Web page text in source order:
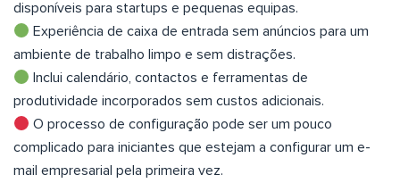
disponíveis para startups e pequenas equipas.
Experiência de caixa de entrada sem anúncios para um
ambiente de trabalho limpo e sem distrações.
Inclui calendário, contactos e ferramentas de
produtividade incorporados sem custos adicionais.
O processo de configuração pode ser um pouco
complicado para iniciantes que estejam a configurar um e-
mail empresarial pela primeira vez.